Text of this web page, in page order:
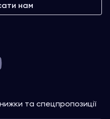
нам
та спецпропозиції